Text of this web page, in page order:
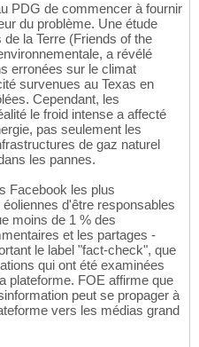
PDG de commencer à fournir
du problème. Une étude
la Terre (Friends of the
a révélé
erronées sur le climat
survenues au Texas en
Cependant, les
le froid intense a affecté
pas seulement les
de gaz naturel
les pannes.
Facebook les plus
d'être responsables
moins de 1 % des
et les partages -
le label "fact-check", que
qui ont été examinées
plateforme. FOE affirme que
peut se propager à
vers les médias grand